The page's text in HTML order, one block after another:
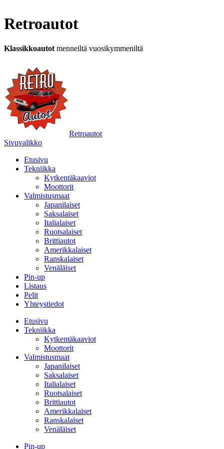
Retroautot
Klassikkoautot menneiltä vuosikymmeniltä
Retroautot
Sivuvalikko
Etusivu
Tekniikka
Kytkentäkaaviot
Moottorit
Valmistusmaat
Japanilaiset
Saksalaiset
Italialaiset
Ruotsalaiset
Brittiautot
Amerikkalaiset
Ranskalaiset
Venäläiset
Pin-up
Listaus
Pelit
Yhteystiedot
Etusivu
Tekniikka
Kytkentäkaaviot
Moottorit
Valmistusmaat
Japanilaiset
Saksalaiset
Italialaiset
Ruotsalaiset
Brittiautot
Amerikkalaiset
Ranskalaiset
Venäläiset
Pin-up